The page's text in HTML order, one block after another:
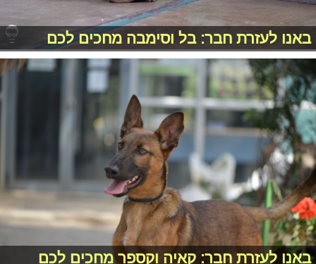
באנו לעזרת חבר: בל וסימבה מחכים לכם
באנו לעזרת חבר: קאיה וקספר מחכים לכם